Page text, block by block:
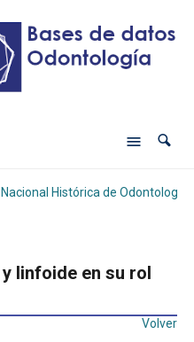
Histórica de Odontología
linfoide en su rol
Volver